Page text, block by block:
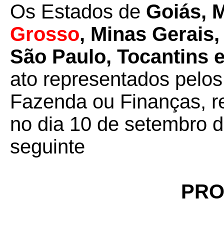
Os Estados de Goiás,
Grosso, Minas
São Paulo, Tocantins
ato representados
Fazenda ou Finanças,
no dia 10 de setembro
seguinte